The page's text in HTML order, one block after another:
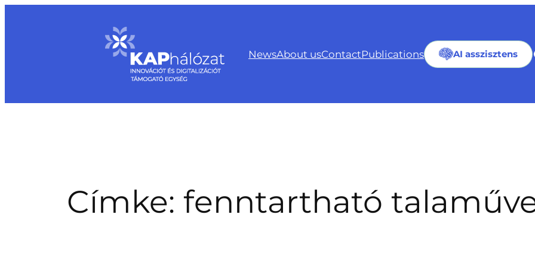
NewsAbout usContactPublications AI asszisztens
Címke: fenntartható